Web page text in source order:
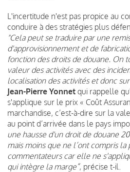
L'incertitude n'est pas propice au
conduire à des stratégies plus
"Cela peut se traduire par une
d'approvisionnement et de
fonction des droits de douane. On
valeur des activités avec des
localisation des activités et donc
Jean-Pierre Yonnet qui rappelle
s'applique sur le prix « Coût
marchandise, c’est-à-dire sur la
au point d’arrivée dans le pays
une hausse d'un droit de douane
mais moins que ne l’ont compris la
commentateurs car elle ne
qui intègre la marge”, précise t-il.